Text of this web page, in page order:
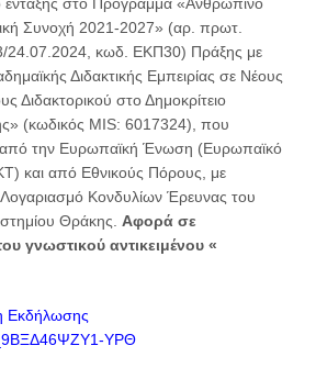
Συνοχή 2021-2027» (αρ. πρωτ.
24.07.2024, κωδ. ΕΚΠ30) Πράξης με
Διδακτικής Εμπειρίας σε Νέους
Διδακτορικού στο Δημοκρίτειο
(κωδικός MIS: 6017324), που
από την Ευρωπαϊκή Ένωση (Ευρωπαϊκό
και από Εθνικούς Πόρους, με
Λογαριασμό Κονδυλίων Έρευνας του
Θράκης. Αφορά σε
γνωστικού αντικειμένου «
Εκδήλωσης
ΥΡΘ